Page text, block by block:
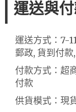
運送與
運送方式：7-
郵政, 貨到付
付款方式：超
付款
供貨模式：現